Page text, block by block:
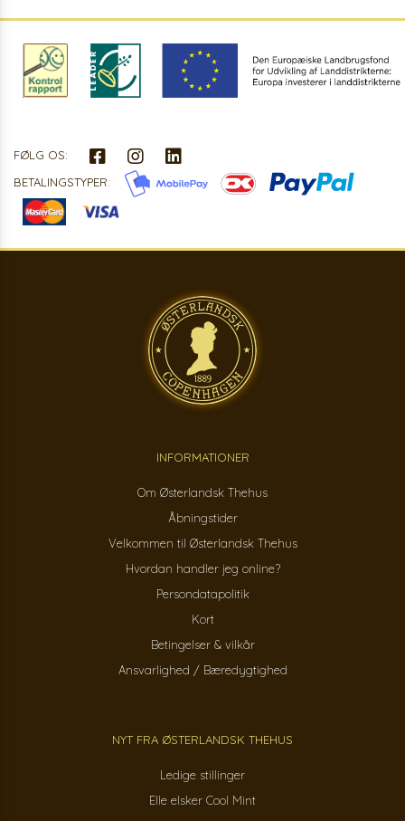
FØLG OS:
BETALINGSTYPER:
INFORMATIONER
Om Østerlandsk Thehus
Åbningstider
Velkommen til Østerlandsk Thehus
Hvordan handler jeg online?
Persondatapolitik
Kort
Betingelser & vilkår
Ansvarlighed / Bæredygtighed
NYT FRA ØSTERLANDSK THEHUS
Ledige stillinger
Elle elsker Cool Mint